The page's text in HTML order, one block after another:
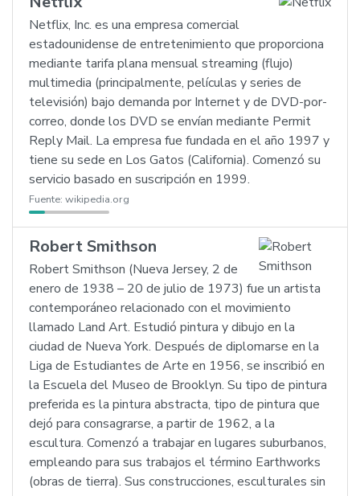
Netflix, Inc. es una empresa comercial
estadounidense de entretenimiento que proporciona
mediante tarifa plana mensual streaming (flujo)
multimedia (principalmente, películas y series de
televisión) bajo demanda por Internet y de DVD-por-
correo, donde los DVD se envían mediante Permit
Reply Mail. La empresa fue fundada en el año 1997 y
tiene su sede en Los Gatos (California). Comenzó su
servicio basado en suscripción en 1999.
Fuente: wikipedia.org
Robert Smithson
Robert Smithson (Nueva Jersey, 2 de
enero de 1938 – 20 de julio de 1973) fue un artista
contemporáneo relacionado con el movimiento
llamado Land Art. Estudió pintura y dibujo en la
ciudad de Nueva York. Después de diplomarse en la
Liga de Estudiantes de Arte en 1956, se inscribió en
la Escuela del Museo de Brooklyn. Su tipo de pintura
preferida es la pintura abstracta, tipo de pintura que
dejó para consagrarse, a partir de 1962, a la
escultura. Comenzó a trabajar en lugares suburbanos,
empleando para sus trabajos el término Earthworks
(obras de tierra). Sus construcciones, esculturales sin